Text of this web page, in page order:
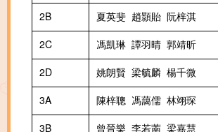
2B
夏英斐 趙顥貽 阮梓淇
2C
馮凱琳 譚羽晴 郭靖昕
2D
姚朗賢 梁毓麟 楊千微
3A
陳梓聰 馮藹儒 林翊琛
3B
曾晉樂 李若萳 梁嘉慧